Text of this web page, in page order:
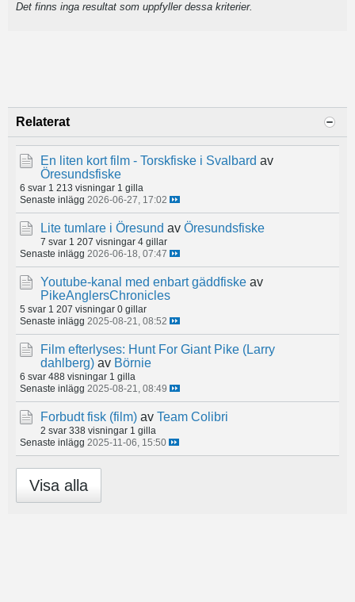
Det finns inga resultat som uppfyller dessa kriterier.
Relaterat
En liten kort film - Torskfiske i Svalbard av
Öresundsfiske
6 svar 1 213 visningar 1 gilla
Senaste inlägg 2026-06-27, 17:02
Lite tumlare i Öresund av Öresundsfiske
7 svar 1 207 visningar 4 gillar
Senaste inlägg 2026-06-18, 07:47
Youtube-kanal med enbart gäddfiske av
PikeAnglersChronicles
5 svar 1 207 visningar 0 gillar
Senaste inlägg 2025-08-21, 08:52
Film efterlyses: Hunt For Giant Pike (Larry
dahlberg) av Börnie
6 svar 488 visningar 1 gilla
Senaste inlägg 2025-08-21, 08:49
Forbudt fisk (film) av Team Colibri
2 svar 338 visningar 1 gilla
Senaste inlägg 2025-11-06, 15:50
Visa alla